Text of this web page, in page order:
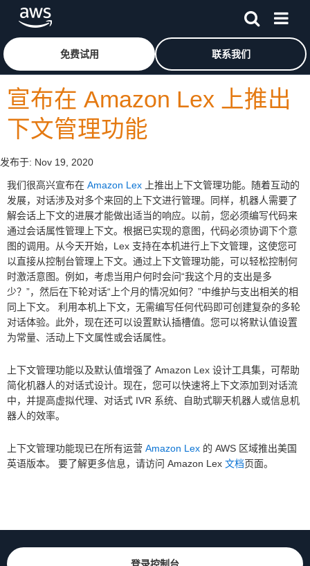
跳至主要内容
免费试用 联系我们
宣布在 Amazon Lex 上推出
下文管理功能
发布于: Nov 19, 2020
我们很高兴宣布在 Amazon Lex 上推出上下文管理功能。随着互动的
发展，对话涉及对多个来回的上下文进行管理。同样，机器人需要了
解会话上下文的进展才能做出适当的响应。以前，您必须编写代码来
通过会话属性管理上下文。根据已实现的意图，代码必须协调下个意
图的调用。从今天开始，Lex 支持在本机进行上下文管理，这使您可
以直接从控制台管理上下文。通过上下文管理功能，可以轻松控制何
时激活意图。例如，考虑当用户何时会问“我这个月的支出是多
少？”，然后在下轮对话“上个月的情况如何？”中维护与支出相关的相
同上下文。 利用本机上下文，无需编写任何代码即可创建复杂的多轮
对话体验。此外，现在还可以设置默认插槽值。您可以将默认值设置
为常量、活动上下文属性或会话属性。
上下文管理功能以及默认值增强了 Amazon Lex 设计工具集，可帮助
简化机器人的对话式设计。现在，您可以快速将上下文添加到对话流
中，并提高虚拟代理、对话式 IVR 系统、自助式聊天机器人或信息机
器人的效率。
上下文管理功能现已在所有运营 Amazon Lex 的 AWS 区域推出美国
英语版本。 要了解更多信息，请访问 Amazon Lex 文档页面。